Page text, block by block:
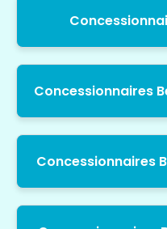
Concessionnaires
Concessionnaires